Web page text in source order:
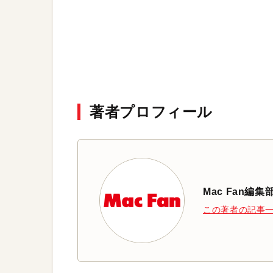
著者プロフィール
Mac Fan編集
この著者の記事